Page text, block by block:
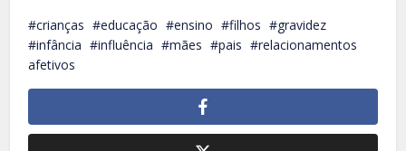
crianças educação ensino filhos
gravidez
infância
influência mães pais
relacionamentos
afetivos